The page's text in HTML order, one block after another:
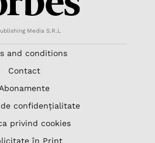
Media S.R.L
and conditions
Contact
Abonamente
confidențialitate
privind cookies
în Print